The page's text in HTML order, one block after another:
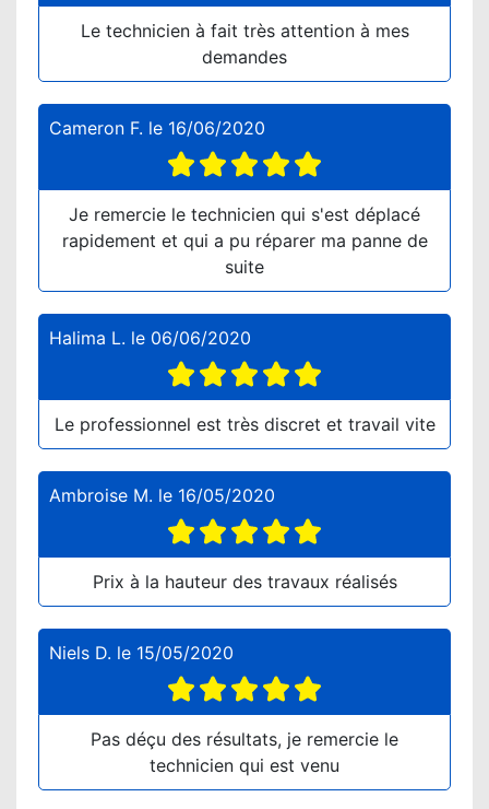
Le technicien à fait très attention à mes
demandes
Cameron F. le 16/06/2020
Je remercie le technicien qui s'est déplacé
rapidement et qui a pu réparer ma panne de
suite
Halima L. le 06/06/2020
Le professionnel est très discret et travail vite
Ambroise M. le 16/05/2020
Prix à la hauteur des travaux réalisés
Niels D. le 15/05/2020
Pas déçu des résultats, je remercie le
technicien qui est venu